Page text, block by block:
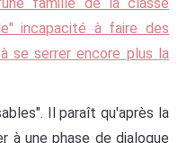
incapacité à faire des
se serrer encore plus la
Il paraît qu'après la
à une phase de dialogue